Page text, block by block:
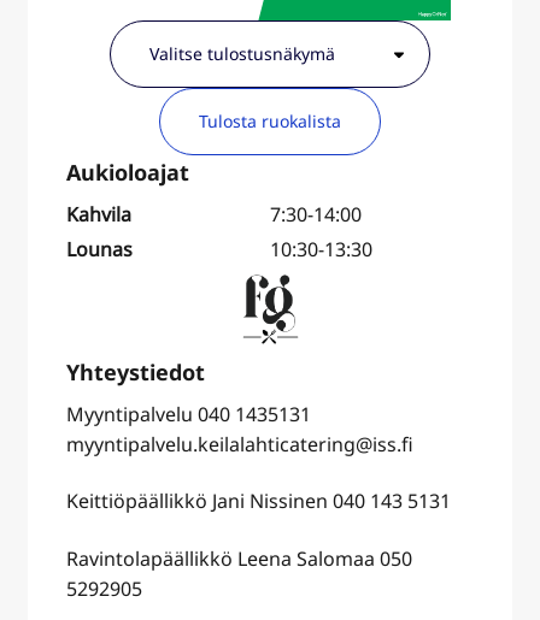
Tulosta ruokalista
Kahvila
7:30-14:00
Lounas
10:30-13:30
Myyntipalvelu 040 1435131
myyntipalvelu.keilalahticatering@iss.fi
Keittiöpäällikkö Jani Nissinen 040 143 5131
Ravintolapäällikkö Leena Salomaa 050
5292905